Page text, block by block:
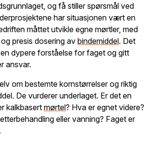
og få stiller spørsmål ved
har situasjonen vært en
måttet utvikle egne mørtler, med
presis dosering av bindemiddel. Det
dypere forståelse for faget og gitt
ansvar.
om bestemte kornstørrelser og riktig
De vurderer underlaget. Er det en
kalkbasert mørtel? Hva er egnet videre?
eller vanning? Faget er